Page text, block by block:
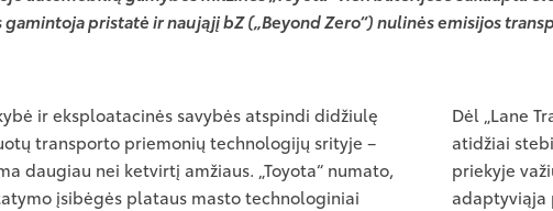
pristatė ir naująjį bZ („Beyond Zero“) nulinės emisijos
ir eksploatacinės savybės atspindi didžiulę
transporto priemonių technologijų srityje –
daugiau nei ketvirtį amžiaus. „Toyota“ numato,
įsibėgės plataus masto technologiniai
Dėl „Lane
atidžiai
priekyje
adaptyviąja